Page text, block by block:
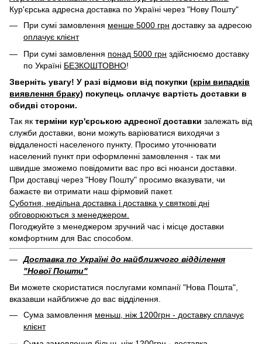
Кур'єрська адресна доставка по Україні через "Нову Пошту"
При сумі замовлення менше 5000 грн доставку за адресою
оплачує клієнт
При сумі замовлення понад 5000 грн здійснюємо доставку
по Україні БЕЗКОШТОВНО!
Зверніть увагу! У разі відмови від покупки (крім випадків
виявлення браку) покупець оплачує вартість доставки в
обидві сторони.
Так як терміни кур'єрською адресної доставки залежать від
служби доставки, вони можуть варіюватися виходячи з
віддаленості населеного пункту. Просимо уточнювати
населений пункт при оформленні замовлення - так ми
швидше зможемо повідомити вас про всі нюанси доставки.
При доставці через "Нову Пошту" просимо вказувати, чи
бажаєте ви отримати наш фірмовий пакет.
Суботня, недільна доставка і доставка у святкові дні
обговорюються з менеджером.
Погоджуйте з менеджером зручний час і місце доставки
комфортним для Вас способом.
Доставка по Україні до найближчого відділення
"Нової Пошти"
Ви можете скористатися послугами компанії "Нова Пошта",
вказавши найближче до вас відділення.
Сума замовлення меньш, ніж 1200грн - доставку сплачує
клієнт